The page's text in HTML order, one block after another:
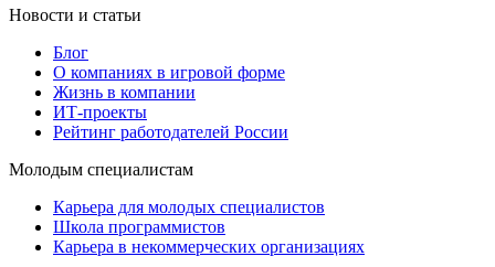
Новости и статьи
Блог
О компаниях в игровой форме
Жизнь в компании
ИТ-проекты
Рейтинг работодателей России
Молодым специалистам
Карьера для молодых специалистов
Школа программистов
Карьера в некоммерческих организациях